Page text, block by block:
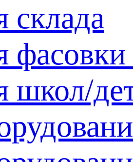
склада
фасовки
школ/